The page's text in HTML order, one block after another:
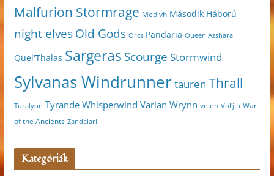
Malfurion Stormrage Medivh Második Háború
night elves Old Gods Orcs Pandaria Queen Azshara
Quel'Thalas Sargeras Scourge Stormwind
Sylvanas Windrunnertauren Thrall
Turalyon Tyrande Whisperwind Varian Wrynn velen Vol'jin War
of the Ancients Zandalari
Kategóriák